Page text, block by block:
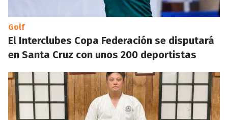
Golf
El Interclubes Copa Federación se disputará
en Santa Cruz con unos 200 deportistas